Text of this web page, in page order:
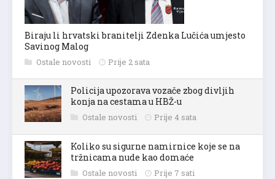
Biraju li hrvatski branitelji Zdenka Lučića umjesto
Savinog Malog
Ostale novosti Prije 2 sata
Policija upozorava vozače zbog divljih
konja na cestama u HBŽ-u
Ostale novosti Prije 4 sata
Koliko su sigurne namirnice koje se na
tržnicama nude kao domaće
Ostale novosti Prije 7 sati